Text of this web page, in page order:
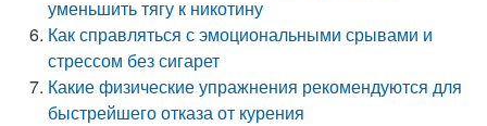
уменьшить тягу к никотину
Как справляться с эмоциональными срывами и
стрессом без сигарет
Какие физические упражнения рекомендуются для
быстрейшего отказа от курения